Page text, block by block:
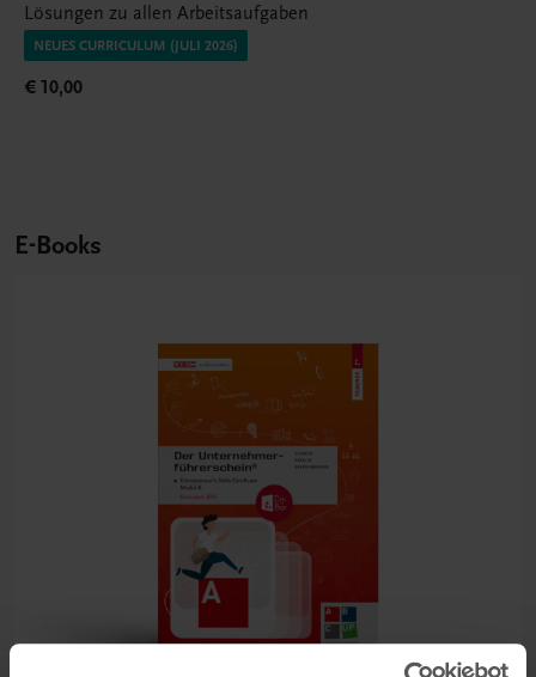
Lösungen zu allen Arbeitsaufgaben
NEUES CURRICULUM (JULI 2026)
€ 10,00
E-Books